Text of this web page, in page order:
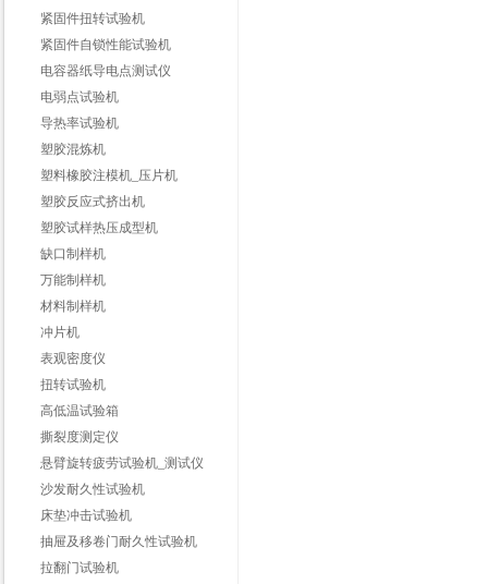
紧固件扭转试验机
紧固件自锁性能试验机
电容器纸导电点测试仪
电弱点试验机
导热率试验机
塑胶混炼机
塑料橡胶注模机_压片机
塑胶反应式挤出机
塑胶试样热压成型机
缺口制样机
万能制样机
材料制样机
冲片机
表观密度仪
扭转试验机
高低温试验箱
撕裂度测定仪
悬臂旋转疲劳试验机_测试仪
沙发耐久性试验机
床垫冲击试验机
抽屉及移卷门耐久性试验机
拉翻门试验机